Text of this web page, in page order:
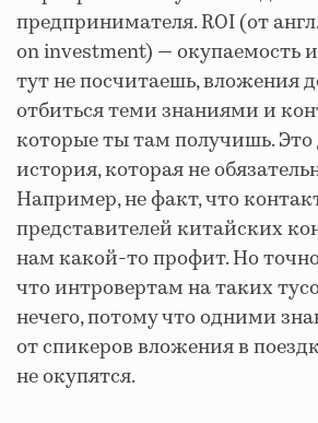
предпринимателя. ROI (от
on investment) — окупаемость
тут не посчитаешь, вложения
отбиться теми знаниями и
которые ты там получишь. Это
история, которая не
Например, не факт, что
представителей китайских
нам какой-то профит. Но
что интровертам на таких
нечего, потому что одними
от спикеров вложения в
не окупятся.